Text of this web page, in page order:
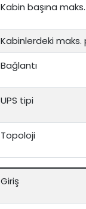
Kabin başına
Kabinlerdeki maks.
Bağlantı
UPS tipi
Topoloji
Giriş